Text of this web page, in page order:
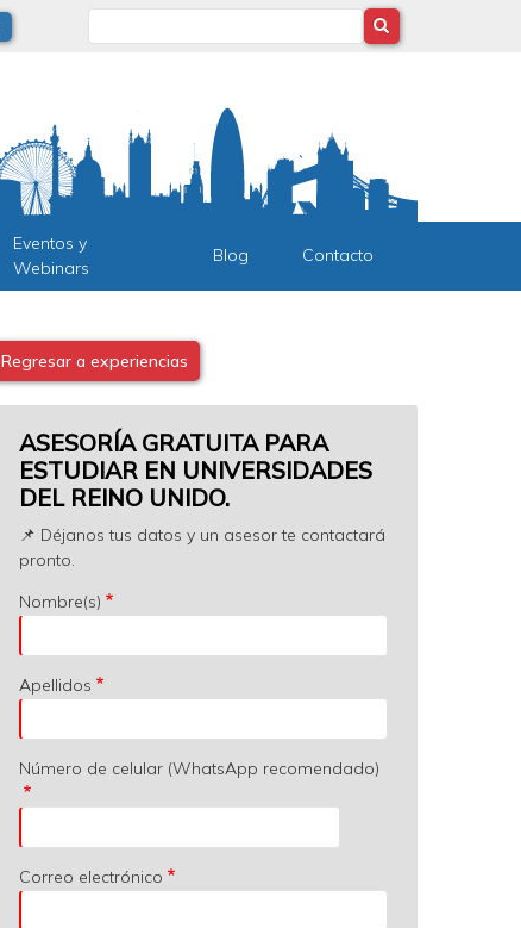
Eventos y
Webinars
Blog Contacto
Regresar a experiencias
ASESORÍA GRATUITA PARA
ESTUDIAR EN UNIVERSIDADES
DEL REINO UNIDO.
📌 Déjanos tus datos y un asesor te contactará
pronto.
Nombre(s)
Apellidos
Número de celular (WhatsApp recomendado)
Correo electrónico